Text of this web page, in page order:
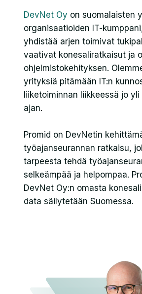
DevNet Oy on suomalaisten
organisaatioiden IT-
yhdistää arjen toimivat
vaativat konesaliratkaisut ja
ohjelmistokehityksen.
yrityksiä pitämään IT:n
liiketoiminnan liikkeessä jo
ajan.
Promid on DevNetin
työajanseurannan ratkaisu,
tarpeesta tehdä
selkeämpää ja helpompaa.
DevNet Oy:n omasta
data säilytetään Suomessa.